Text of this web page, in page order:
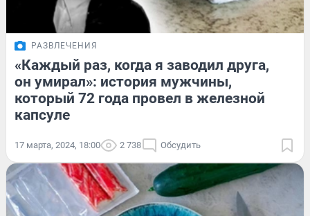
РАЗВЛЕЧЕНИЯ
«Каждый раз, когда я заводил друга,
он умирал»: история мужчины,
который 72 года провел в железной
капсуле
17 марта, 2024, 18:00 2 738 Обсудить